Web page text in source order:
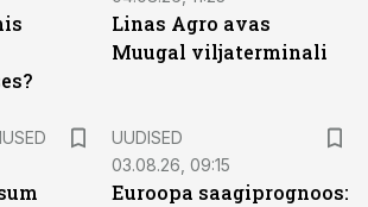
Linas Agro avas
Muugal viljaterminali
UUDISED
03.08.26, 09:15
Euroopa saagiprognoos: